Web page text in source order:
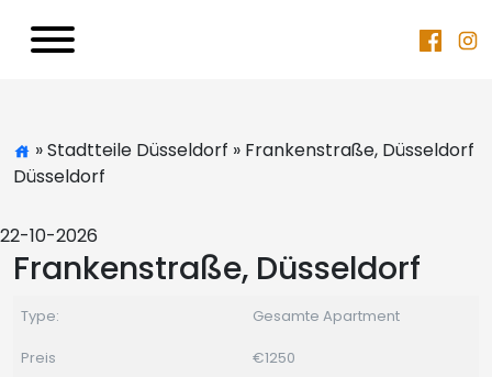
» Stadtteile Düsseldorf » Frankenstraße, Düsseldorf
Düsseldorf
22-10-2026
Frankenstraße, Düsseldorf
Type:
Gesamte Apartment
Preis
€1250